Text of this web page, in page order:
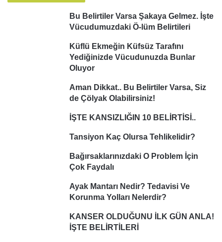
Bu Belirtiler Varsa Şakaya Gelmez. İşte
Vücudumuzdaki Ö-lüm Belirtileri
Küflü Ekmeğin Küfsüz Tarafını
Yediğinizde Vücudunuzda Bunlar
Oluyor
Aman Dikkat.. Bu Belirtiler Varsa, Siz
de Çölyak Olabilirsiniz!
İŞTE KANSIZLIĞIN 10 BELİRTİSİ..
Tansiyon Kaç Olursa Tehlikelidir?
Bağırsaklarınızdaki O Problem İçin
Çok Faydalı
Ayak Mantarı Nedir? Tedavisi Ve
Korunma Yolları Nelerdir?
KANSER OLDUĞUNU İLK GÜN ANLA!
İŞTE BELİRTİLERİ